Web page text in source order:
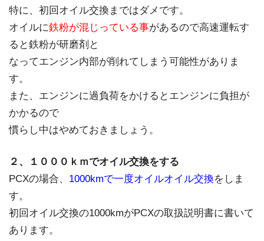
特に、初回オイル交換まではダメです。
オイルに鉄粉が混じっている事があるので高速運転す
ると鉄粉が研磨剤と
なってエンジン内部が削れてしまう可能性がありま
す。
また、エンジンに過負荷をかけるとエンジンに負担が
かかるので
慣らし中はやめておきましょう。
２、１０００ｋｍでオイル交換をする
PCXの場合、 1000kmで一度オイルオイル交換をしま
す。
初回オイル交換の1000kmがPCXの取扱説明書に書いて
あります。